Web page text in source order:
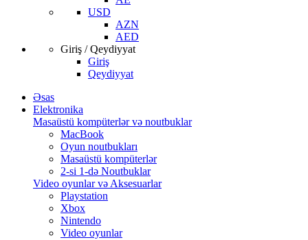
USD
AZN
AED
Giriş / Qeydiyyat
Giriş
Qeydiyyat
Əsas
Elektronika
Masaüstü kompüterlər və noutbuklar
MacBook
Oyun noutbukları
Masaüstü kompüterlər
2-si 1-də Noutbuklar
Video oyunlar və Aksesuarlar
Playstation
Xbox
Nintendo
Video oyunlar